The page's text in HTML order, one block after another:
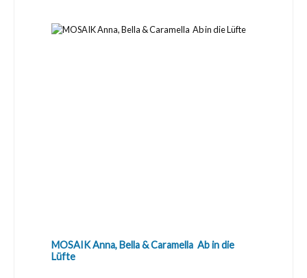
MOSAIK Anna, Bella & Caramella  Ab in die
Lüfte